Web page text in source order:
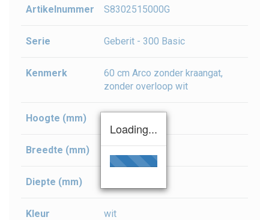
Artikelnummer S8302515000G
Serie Geberit - 300 Basic
Kenmerk
60 cm Arco zonder kraangat,
zonder overloop wit
Hoogte (mm)
Breedte (mm) 600
Diepte (mm)
Kleur wit
Loading...